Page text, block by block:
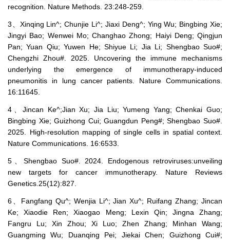
recognition. Nature Methods. 23:248-259.
3、Xinqing Lin^; Chunjie Li^; Jiaxi Deng^; Ying Wu; Bingbing Xie;
Jingyi Bao; Wenwei Mo; Changhao Zhong; Haiyi Deng; Qingjun
Pan; Yuan Qiu; Yuwen He; Shiyue Li; Jia Li; Shengbao Suo#;
Chengzhi Zhou#. 2025. Uncovering the immune mechanisms
underlying the emergence of immunotherapy-induced
pneumonitis in lung cancer patients. Nature Communications.
16:11645.
4、Jincan Ke^;Jian Xu; Jia Liu; Yumeng Yang; Chenkai Guo;
Bingbing Xie; Guizhong Cui; Guangdun Peng#; Shengbao Suo#.
2025. High-resolution mapping of single cells in spatial context.
Nature Communications. 16:6533.
5、Shengbao Suo#. 2024. Endogenous retroviruses:unveiling
new targets for cancer immunotherapy. Nature Reviews
Genetics.25(12):827.
6、Fangfang Qu^; Wenjia Li^; Jian Xu^; Ruifang Zhang; Jincan
Ke; Xiaodie Ren; Xiaogao Meng; Lexin Qin; Jingna Zhang;
Fangru Lu; Xin Zhou; Xi Luo; Zhen Zhang; Minhan Wang;
Guangming Wu; Duanqing Pei; Jiekai Chen; Guizhong Cui#;